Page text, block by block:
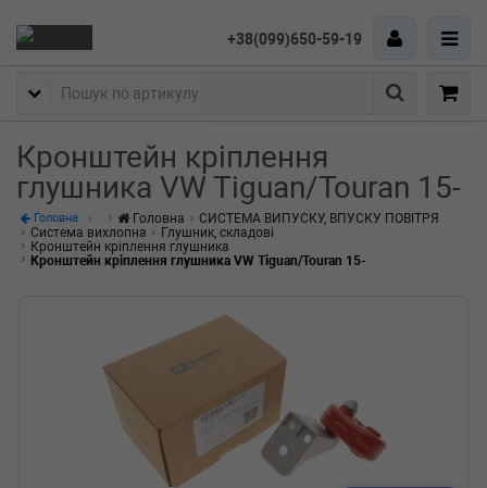
+38(099)650-59-19
Пошук
Кронштейн кріплення
глушника VW Tiguan/Touran 15-
Головна Головна
СИСТЕМА ВИПУСКУ, ВПУСКУ ПОВІТРЯ
Система вихлопна
Глушник, складові
Кронштейн кріплення глушника
Кронштейн кріплення глушника VW Tiguan/Touran 15-